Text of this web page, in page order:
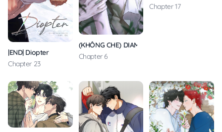
|END| Diopter
Chapter 23
(KHÔNG CHE) DIAMOND DUST
Chapter 6
Chapter 17